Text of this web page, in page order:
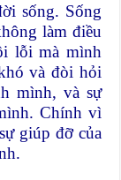
sống. Sống
làm điều
lỗi mà mình
và đòi hỏi
mình, và sự
Chính vì
giúp đỡ của